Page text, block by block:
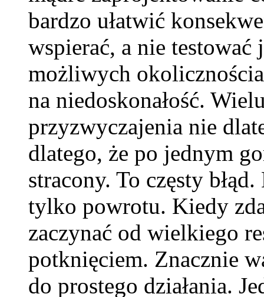
bardzo ułatwić
wspierać, a nie
możliwych
na niedoskonałość.
przyzwyczajenia nie
dlatego, że po jednym
stracony. To częsty
tylko powrotu. Kiedy
zaczynać od wielkiego
potknięciem. Znacznie
do prostego działania.